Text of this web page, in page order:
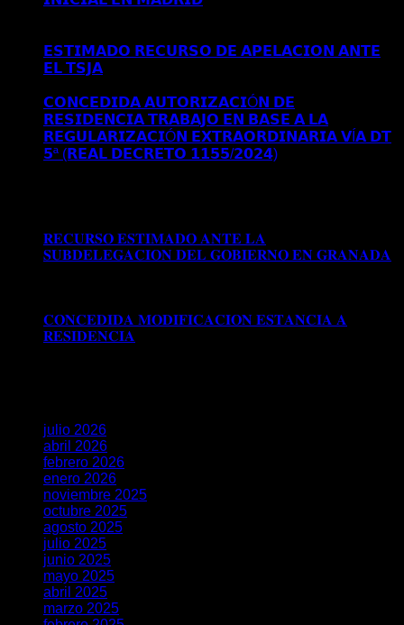
𝗘𝗦𝗧𝗜𝗠𝗔𝗗𝗢 𝗥𝗘𝗖𝗨𝗥𝗦𝗢 𝗗𝗘 𝗔𝗣𝗘𝗟𝗔𝗖𝗜𝗢𝗡 𝗔𝗡𝗧𝗘
𝗘𝗟 𝗧𝗦𝗝𝗔
𝗖𝗢𝗡𝗖𝗘𝗗𝗜𝗗𝗔 𝗔𝗨𝗧𝗢𝗥𝗜𝗭𝗔𝗖𝗜Ó𝗡 𝗗𝗘
𝗥𝗘𝗦𝗜𝗗𝗘𝗡𝗖𝗜𝗔 𝗧𝗥𝗔𝗕𝗔𝗝𝗢 𝗘𝗡 𝗕𝗔𝗦𝗘 𝗔 𝗟𝗔
𝗥𝗘𝗚𝗨𝗟𝗔𝗥𝗜𝗭𝗔𝗖𝗜Ó𝗡 𝗘𝗫𝗧𝗥𝗔𝗢𝗥𝗗𝗜𝗡𝗔𝗥𝗜𝗔 𝗩Í𝗔 𝗗𝗧
𝟱ª (𝗥𝗘𝗔𝗟 𝗗𝗘𝗖𝗥𝗘𝗧𝗢 𝟭𝟭𝟱𝟱/𝟮𝟬𝟮𝟰)
𝐑𝐄𝐂𝐔𝐑𝐒𝐎 𝐄𝐒𝐓𝐈𝐌𝐀𝐃𝐎 𝐀𝐍𝐓𝐄 𝐋𝐀
𝐒𝐔𝐁𝐃𝐄𝐋𝐄𝐆𝐀𝐂𝐈𝐎𝐍 𝐃𝐄𝐋 𝐆𝐎𝐁𝐈𝐄𝐑𝐍𝐎 𝐄𝐍 𝐆𝐑𝐀𝐍𝐀𝐃𝐀
𝐂𝐎𝐍𝐂𝐄𝐃𝐈𝐃𝐀 𝐌𝐎𝐃𝐈𝐅𝐈𝐂𝐀𝐂𝐈𝐎𝐍 𝐄𝐒𝐓𝐀𝐍𝐂𝐈𝐀 𝐀
𝐑𝐄𝐒𝐈𝐃𝐄𝐍𝐂𝐈𝐀
julio 2026
abril 2026
febrero 2026
enero 2026
noviembre 2025
octubre 2025
agosto 2025
julio 2025
junio 2025
mayo 2025
abril 2025
marzo 2025